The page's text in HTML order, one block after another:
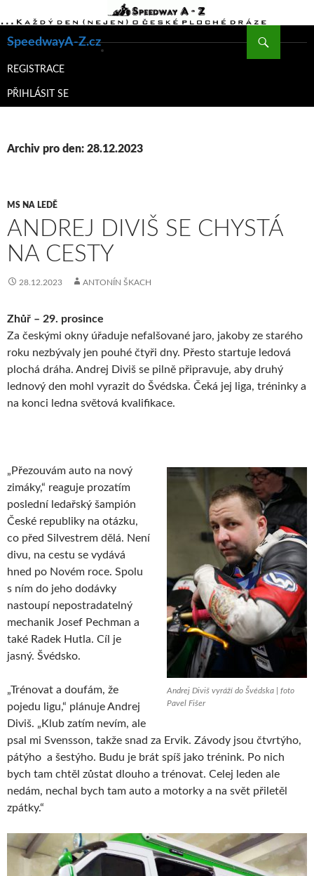
SpeedwayA-Z.cz
K
WEBU
REGISTRACE
PŘIHLÁSIT SE
Archiv pro den: 28.12.2023
MS NA LEDĚ
ANDREJ DIVIŠ SE CHYSTÁ
NA CESTY
28.12.2023 ANTONÍN ŠKACH
Zhůř – 29. prosince
Za českými okny úřaduje nefalšované jaro, jakoby ze starého
roku nezbývaly jen pouhé čtyři dny. Přesto startuje ledová
plochá dráha. Andrej Diviš se pilně připravuje, aby druhý
lednový den mohl vyrazit do Švédska. Čeká jej liga, tréninky a
na konci ledna světová kvalifikace.
Andrej Diviš vyráží do Švédska | foto
Pavel Fišer
„Přezouvám auto na nový
zimáky,“ reaguje prozatím
poslední ledařský šampión
České republiky na otázku,
co před Silvestrem dělá. Není
divu, na cestu se vydává
hned po Novém roce. Spolu
s ním do jeho dodávky
nastoupí nepostradatelný
mechanik Josef Pechman a
také Radek Hutla. Cíl je
jasný. Švédsko.
„Trénovat a doufám, že
pojedu ligu,“ plánuje Andrej
Diviš. „Klub zatím nevím, ale
psal mi Svensson, takže snad za Ervik. Závody jsou čtvrtýho,
pátýho a šestýho. Budu je brát spíš jako trénink. Po nich
bych tam chtěl zůstat dlouho a trénovat. Celej leden ale
nedám, nechal bych tam auto a motorky a na svět přiletěl
zpátky.“